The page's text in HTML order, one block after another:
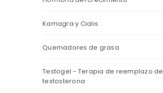
Kamagra y Cialis
Quemadores de grasa
Testogel - Terapia de reemplazo de
testosterona